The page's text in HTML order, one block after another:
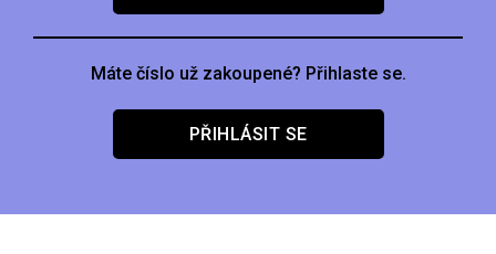
Máte číslo už zakoupené? Přihlaste se.
PŘIHLÁSIT SE